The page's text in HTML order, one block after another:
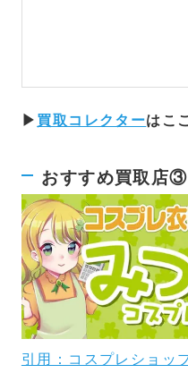
▶買取コレクターはこ
おすすめ買取店
引用：コスプレショッ